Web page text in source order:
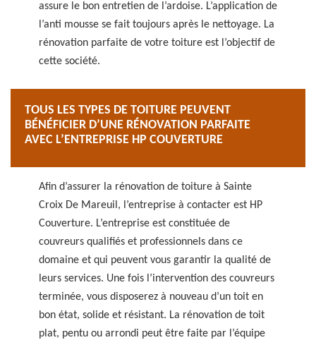
assure le bon entretien de l’ardoise. L’application de
l’anti mousse se fait toujours après le nettoyage. La
rénovation parfaite de votre toiture est l’objectif de
cette société.
TOUS LES TYPES DE TOITURE PEUVENT
BÉNÉFICIER D’UNE RÉNOVATION PARFAITE
AVEC L’ENTREPRISE HP COUVERTURE
Afin d’assurer la rénovation de toiture à Sainte
Croix De Mareuil, l’entreprise à contacter est HP
Couverture. L’entreprise est constituée de
couvreurs qualifiés et professionnels dans ce
domaine et qui peuvent vous garantir la qualité de
leurs services. Une fois l’intervention des couvreurs
terminée, vous disposerez à nouveau d’un toit en
bon état, solide et résistant. La rénovation de toit
plat, pentu ou arrondi peut être faite par l’équipe